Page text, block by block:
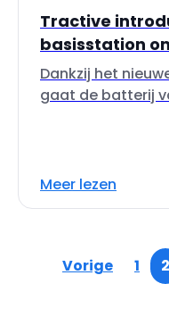
Tractive
basisstation
Dankzij het
gaat de batterij
Meer lezen
Vorige 1 2